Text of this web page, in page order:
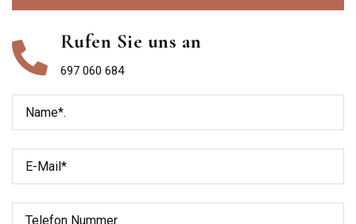
Rufen Sie uns an
697 060 684